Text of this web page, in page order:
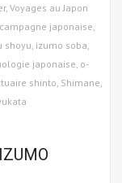
, Voyages au Japon
campagne japonaise
shoyu izumo soba
japonaise o-
shinto Shimane